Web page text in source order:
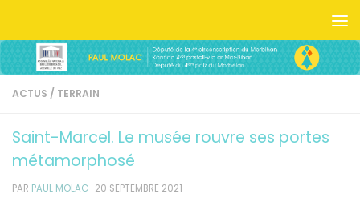
ACTUS / TERRAIN
Saint-Marcel. Le musée rouvre ses portes
métamorphosé
PAR PAUL MOLAC · 20 SEPTEMBRE 2021